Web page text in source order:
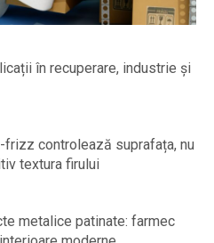
în recuperare, industrie și
frizz controlează suprafața, nu
textura firului
metalice patinate: farmec